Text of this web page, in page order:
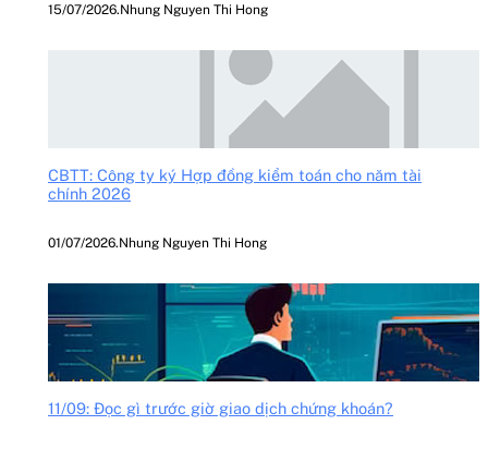
15/07/2026.Nhung Nguyen Thi Hong
CBTT: Công ty ký Hợp đồng kiểm toán cho năm tài
chính 2026
01/07/2026.Nhung Nguyen Thi Hong
11/09: Đọc gì trước giờ giao dịch chứng khoán?